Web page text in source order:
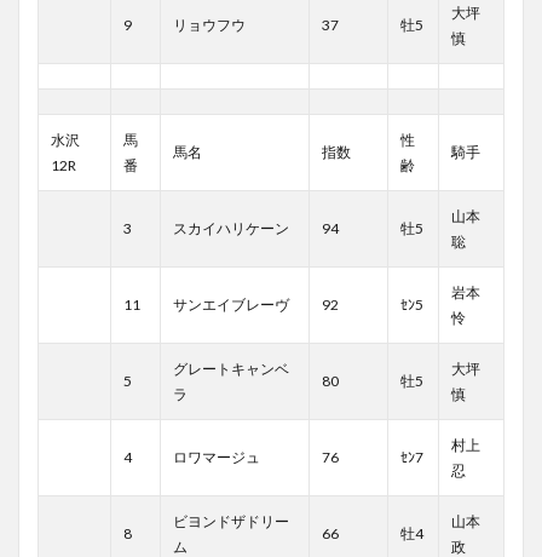
9 リョウフウ 37 牡5
大坪
慎
水沢
12R
馬
番
馬名 指数
性
齢
騎手
3 スカイハリケーン 94 牡5
山本
聡
11 サンエイブレーヴ 92 ｾﾝ5
岩本
怜
5
グレートキャンベ
ラ
80 牡5
大坪
慎
4 ロワマージュ 76 ｾﾝ7
村上
忍
8
ビヨンドザドリー
ム
66 牡4
山本
政